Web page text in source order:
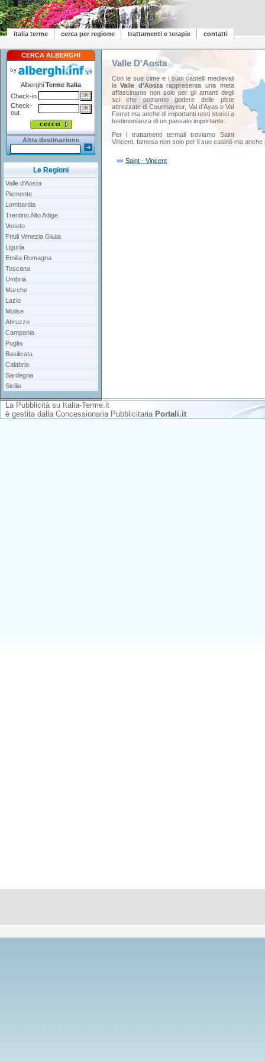
italia terme cerca per regione trattamenti e terapie contatti
CERCA ALBERGHI
Alberghi Terme Italia
Check-in
Check-
out
Altra destinazione
Le Regioni
Valle d'Aosta
Piemonte
Lombardia
Trentino Alto Adige
Veneto
Friuli Venezia Giulia
Liguria
Emilia Romagna
Toscana
Umbria
Marche
Lazio
Molise
Abruzzo
Campania
Puglia
Basilicata
Calabria
Sardegna
Sicilia
Valle D'Aosta
Con le sue cime e i suoi castelli medievali
laValle d'Aostarappresenta una meta
affascinante non solo per gli amanti degli
sci che potranno godere delle piste
attrezzate di Courmayeur, Val d'Ayas e Val
Ferret ma anche di importanti resti storici a
testimonianza di un passato importante.
Per i trattamenti termali troviamo Saint
Vincent, famosa non solo per il suo casinò ma
Saint - Vincent
La Pubblicità su Italia-Terme.it
è gestita dalla Concessionaria Pubblicitaria Portali.it